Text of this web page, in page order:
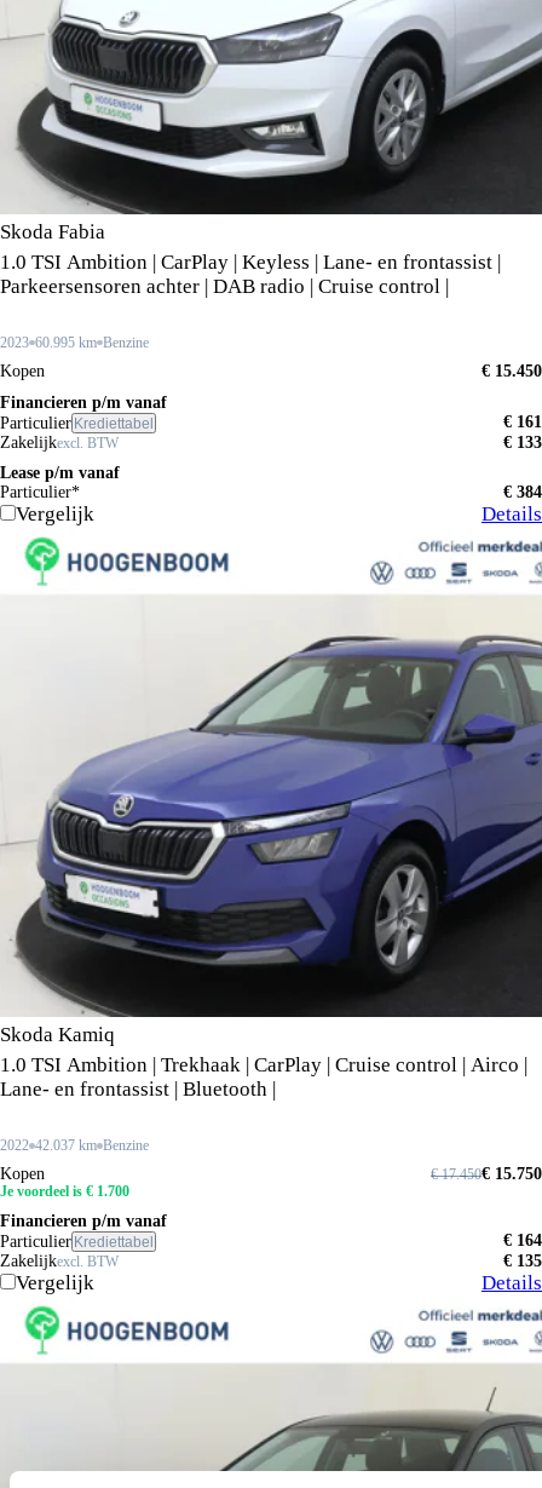
Skoda Fabia
1.0 TSI Ambition | CarPlay | Keyless | Lane- en frontassist |
Parkeersensoren achter | DAB radio | Cruise control |
2023 60.995 km Benzine
Kopen
€ 15.450
Financieren p/m vanaf
Particulier Krediettabel
€ 161
Zakelijkexcl. BTW
€ 133
Lease p/m vanaf
Particulier*
€ 384
Vergelijk Details
Skoda Kamiq
1.0 TSI Ambition | Trekhaak | CarPlay | Cruise control | Airco |
Lane- en frontassist | Bluetooth |
2022 42.037 km Benzine
Kopen € 15.750
€ 17.450
Je voordeel is € 1.700
Financieren p/m vanaf
Particulier Krediettabel
€ 164
Zakelijkexcl. BTW € 135
Vergelijk Details